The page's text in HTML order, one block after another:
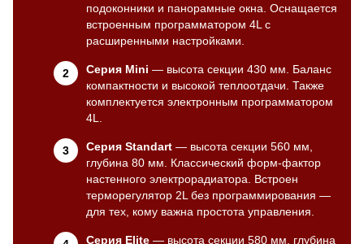
подоконники и панорамные окна. Оснащается
встроенным программатором 4L с
расширенными настройками.
Серия Mini — высота секции 430 мм. Баланс
компактности и высокой теплоотдачи. Также
комплектуется электронным программатором
4L.
Серия Standart — высота секции 560 мм,
глубина 80 мм. Классический форм-фактор
настенного электрорадиатора. Встроен
терморегулятор 2L без программирования —
для тех, кому важна простота управления.
Серия Elite — высота секции 580 мм, глубина